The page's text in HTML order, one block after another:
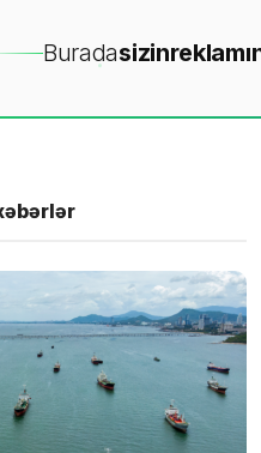
Buradasizin